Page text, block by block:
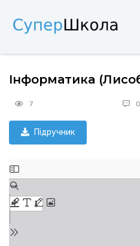
Інформатика
7 0
Підручник